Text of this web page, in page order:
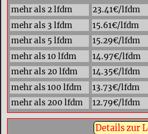
mehr als 2 lfdm
23.41€/lfdm
mehr als 3 lfdm
15.61€/lfdm
mehr als 5 lfdm
15.29€/lfdm
mehr als 10 lfdm
14.97€/lfdm
mehr als 20 lfdm
14.35€/lfdm
mehr als 100 lfdm
13.73€/lfdm
mehr als 200 lfdm
12.79€/lfdm
Details zur